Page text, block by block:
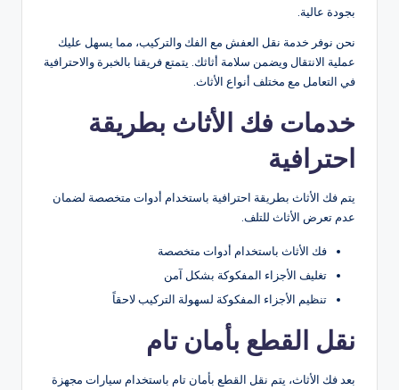
بجودة عالية.
نحن نوفر خدمة نقل العفش مع الفك والتركيب، مما يسهل عليك
عملية الانتقال ويضمن سلامة أثاثك. يتمتع فريقنا بالخبرة والاحترافية
في التعامل مع مختلف أنواع الأثاث.
خدمات فك الأثاث بطريقة
احترافية
يتم فك الأثاث بطريقة احترافية باستخدام أدوات متخصصة لضمان
عدم تعرض الأثاث للتلف.
فك الأثاث باستخدام أدوات متخصصة
تغليف الأجزاء المفكوكة بشكل آمن
تنظيم الأجزاء المفكوكة لسهولة التركيب لاحقاً
نقل القطع بأمان تام
بعد فك الأثاث، يتم نقل القطع بأمان تام باستخدام سيارات مجهزة